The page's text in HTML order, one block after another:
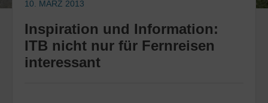
10. MÄRZ 2013
Inspiration und Information:
ITB nicht nur für Fernreisen
interessant